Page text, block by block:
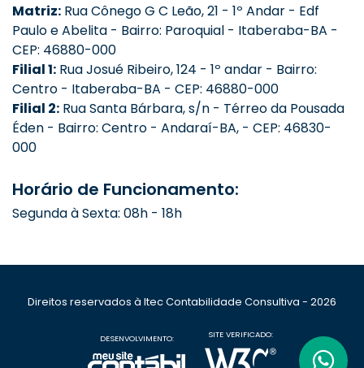
Matriz: Rua Cônego G C Leão, 21 - 1º Andar - Edf
Paulo e Abelita - Bairro: Paroquial - Itaberaba-BA -
CEP: 46880-000
Filial 1: Rua Josué Ribeiro, 124 - 1º andar - Bairro:
Centro - Itaberaba-BA - CEP: 46880-000
Filial 2: Rua Santa Bárbara, s/n - Térreo da Pousada
Éden - Bairro: Centro - Andaraí-BA, - CEP: 46830-
000
Horário de Funcionamento:
Segunda à Sexta: 08h - 18h
Direitos reservados à Itec Contabilidade Consultiva - 2026
DESENVOLVIMENTO: SITE VERIFICADO: